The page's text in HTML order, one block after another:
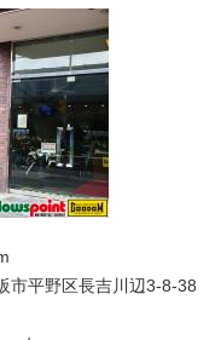
野区長吉川辺3-8-38